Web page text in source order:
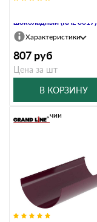
шоколадный (RAL 8017)
Характеристики
807 руб
Цена за шт
В КОРЗИНУ
В наличии